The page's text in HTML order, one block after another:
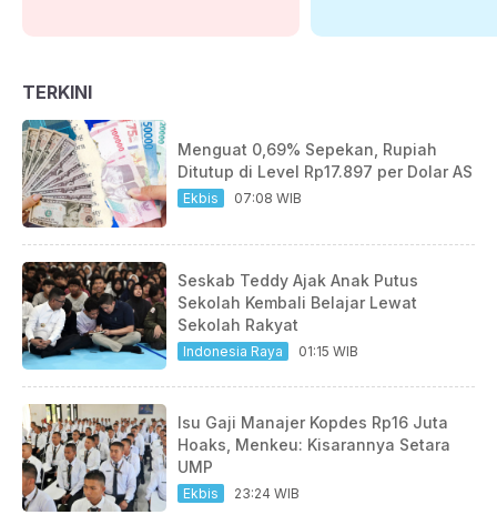
TERKINI
Menguat 0,69% Sepekan, Rupiah
Ditutup di Level Rp17.897 per Dolar AS
Ekbis 07:08 WIB
Seskab Teddy Ajak Anak Putus
Sekolah Kembali Belajar Lewat
Sekolah Rakyat
Indonesia Raya 01:15 WIB
Isu Gaji Manajer Kopdes Rp16 Juta
Hoaks, Menkeu: Kisarannya Setara
UMP
Ekbis 23:24 WIB